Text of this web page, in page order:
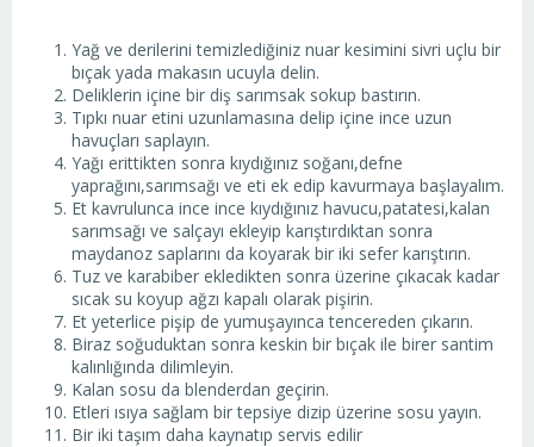
Yağ ve derilerini temizlediğiniz nuar kesimini sivri uçlu bir
bıçak yada makasın ucuyla delin.
Deliklerin içine bir diş sarımsak sokup bastırın.
Tıpkı nuar etini uzunlamasına delip içine ince uzun
havuçları saplayın.
Yağı erittikten sonra kıydığınız soğanı,defne
yaprağını,sarımsağı ve eti ek edip kavurmaya başlayalım.
Et kavrulunca ince ince kıydığınız havucu,patatesi,kalan
sarımsağı ve salçayı ekleyip karıştırdıktan sonra
maydanoz saplarını da koyarak bir iki sefer karıştırın.
Tuz ve karabiber ekledikten sonra üzerine çıkacak kadar
sıcak su koyup ağzı kapalı olarak pişirin.
Et yeterlice pişip de yumuşayınca tencereden çıkarın.
Biraz soğuduktan sonra keskin bir bıçak ile birer santim
kalınlığında dilimleyin.
Kalan sosu da blenderdan geçirin.
Etleri ısıya sağlam bir tepsiye dizip üzerine sosu yayın.
Bir iki taşım daha kaynatıp servis edilir